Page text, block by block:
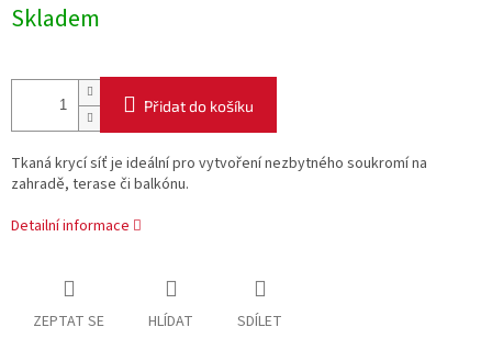
cena:
Skladem
Přidat do košíku
Tkaná krycí síť je ideální pro vytvoření nezbytného soukromí na
zahradě, terase či balkónu.
Detailní informace
ZEPTAT SE HLÍDAT SDÍLET